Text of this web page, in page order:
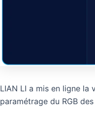
LIAN LI a mis en ligne la
paramétrage du RGB